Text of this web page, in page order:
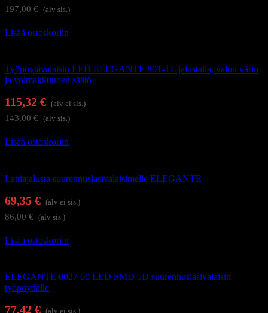
197,00 € (alv sis.)
Lisää ostoskoriin
Työpöytävalaisin LED ELEGANTE 801-TL jalustalla, valon värin
ja voimakkuuden säätö
115,32 € (alv ei sis.)
143,00 € (alv sis.)
Lisää ostoskoriin
Lattiajalusta suurennuslasivalaisimelle ELEGANTE
69,35 € (alv ei sis.)
86,00 € (alv sis.)
Lisää ostoskoriin
ELEGANTE 6027 60 LED SMD 5D suurennuslasivalaisin
työpöydälle
77,42 € (alv ei sis.)